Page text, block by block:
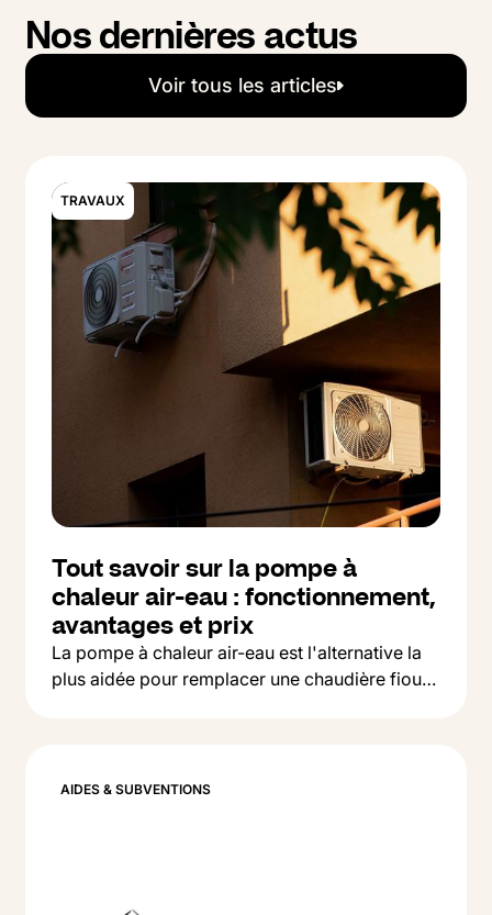
Nos dernières actus
Voir tous les articles
TRAVAUX
Tout savoir sur la pompe à
chaleur air-eau : fonctionnement,
avantages et prix
La pompe à chaleur air-eau est l'alternative la
plus aidée pour remplacer une chaudière fioul
AIDES & SUBVENTIONS